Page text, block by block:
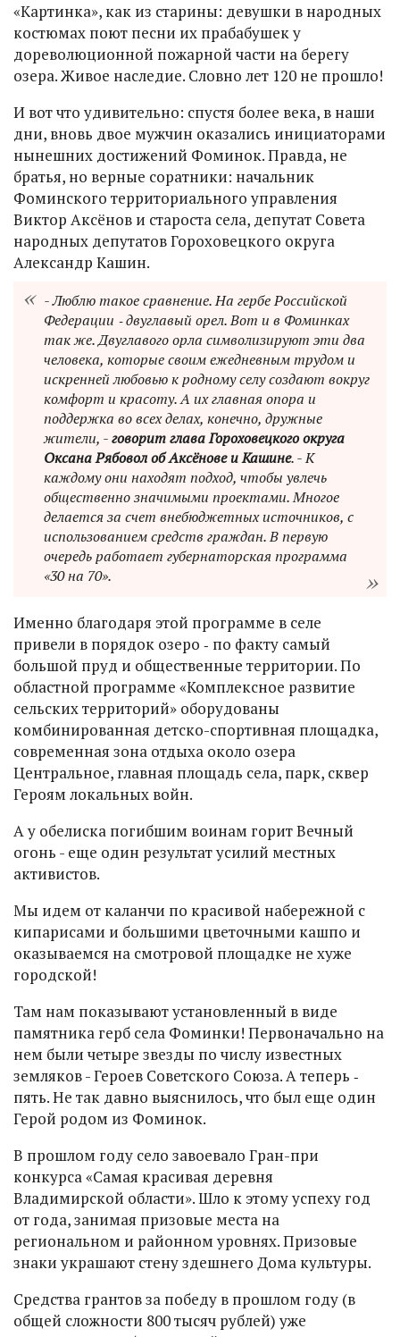
«Картинка», как из старины: девушки в народных
костюмах поют песни их прабабушек у
дореволюционной пожарной части на берегу
озера. Живое наследие. Словно лет 120 не прошло!
И вот что удивительно: спустя более века, в наши
дни, вновь двое мужчин оказались инициаторами
нынешних достижений Фоминок. Правда, не
братья, но верные соратники: начальник
Фоминского территориального управления
Виктор Аксёнов и староста села, депутат Совета
народных депутатов Гороховецкого округа
Александр Кашин.
- Люблю такое сравнение. На гербе Российской
Федерации ‑ двуглавый орел. Вот и в Фоминках
так же. Двуглавого орла символизируют эти два
человека, которые своим ежедневным трудом и
искренней любовью к родному селу создают вокруг
комфорт и красоту. А их главная опора и
поддержка во всех делах, конечно, дружные
жители, -говорит глава Гороховецкого округа
Оксана Рябовол об Аксёнове и Кашине. - К
каждому они находят подход, чтобы увлечь
общественно значимыми проектами. Многое
делается за счет внебюджетных источников, с
использованием средств граждан. В первую
очередь работает губернаторская программа
«30 на 70».
Именно благодаря этой программе в селе
привели в порядок озеро ‑ по факту самый
большой пруд и общественные территории. По
областной программе «Комплексное развитие
сельских территорий» оборудованы
комбинированная детско-спортивная площадка,
современная зона отдыха около озера
Центральное, главная площадь села, парк, сквер
Героям локальных войн.
А у обелиска погибшим воинам горит Вечный
огонь - еще один результат усилий местных
активистов.
Мы идем от каланчи по красивой набережной с
кипарисами и большими цветочными кашпо и
оказываемся на смотровой площадке не хуже
городской!
Там нам показывают установленный в виде
памятника герб села Фоминки! Первоначально на
нем были четыре звезды по числу известных
земляков - Героев Советского Союза. А теперь ‑
пять. Не так давно выяснилось, что был еще один
Герой родом из Фоминок.
В прошлом году село завоевало Гран-при
конкурса «Самая красивая деревня
Владимирской области». Шло к этому успеху год
от года, занимая призовые места на
региональном и районном уровнях. Призовые
знаки украшают стену здешнего Дома культуры.
Средства грантов за победу в прошлом году (в
общей сложности 800 тысяч рублей) уже